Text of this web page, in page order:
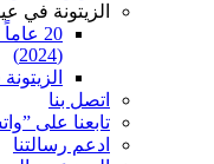
الزيتونة في
20
(2024)
الزيتونة
اتصل بنا
تابعنا على
ادعم رسالتنا